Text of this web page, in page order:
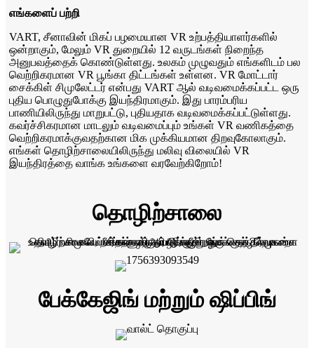
எங்களைப் பற்றி
VART, சீனாவின் மிகப் பழமையான VR உற்பத்தியாளர்களில்
ஒன்றாகும், மேலும் VR துறையில் 12 வருடங்கள் நிறைந்த
அனுபவத்தைக் கொண்டுள்ளது. உலகம் முழுவதும் எங்களிடம் பல
வெற்றிகரமான VR பூங்கா திட்டங்கள் உள்ளன. VR மோட்டார்
சைக்கிள் சிமுலேட்டர் என்பது VART ஆல் வடிவமைக்கப்பட்ட ஒரு
புதிய பொழுதுபோக்கு இயந்திரமாகும். இது பாரம்பரிய
பாணியிலிருந்து மாறுபட்டு, புதியதாக வடிவமைக்கப்பட்டுள்ளது.
கவர்ச்சிகரமான மாடலும் வடிவமைப்பும் உங்கள் VR வணிகத்தை
வெற்றிகரமாக்குவதற்கான மிக முக்கியமான திறவுகோலாகும்.
எங்கள் தொழிற்சாலையிலிருந்து மலிவு விலையில் VR
இயந்திரத்தை வாங்க உங்களை வரவேற்கிறோம்!
தொழிற்சாலை
பேக்கேஜிங் மற்றும் ஷிப்பிங்